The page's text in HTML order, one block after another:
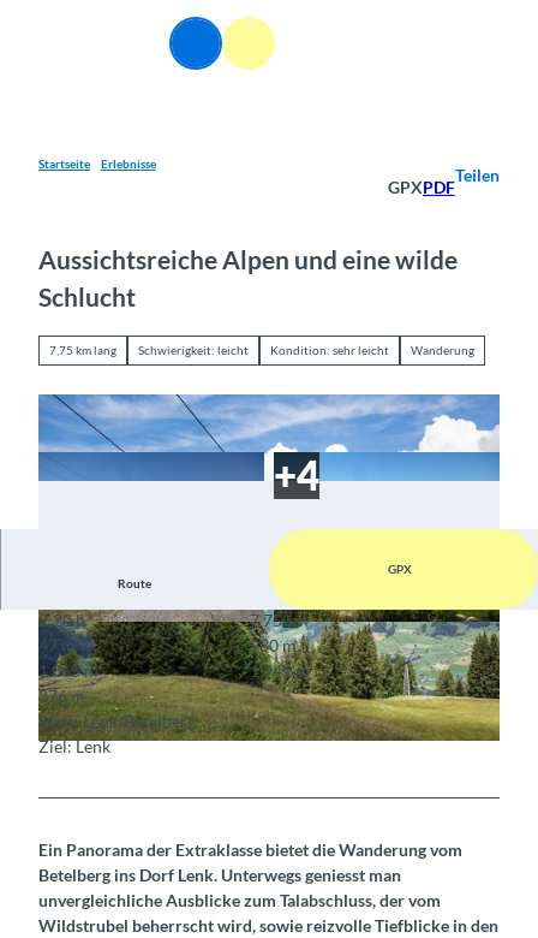
Suche Menü
Startseite Erlebnisse
GPXPDF
Teilen
Aussichtsreiche Alpen und eine wilde
Schlucht
7,75 km lang Schwierigkeit: leicht Kondition: sehr leicht Wanderung
© Lenk Bergbahnen
© Berner Wanderwege © Berner Wanderwege
Route
GPX
2:20 h
7,75 km
47 m
980 m
1.065 m
1.941 m
876 m
Start: Lenk/Betelberg
Ziel: Lenk
Ein Panorama der Extraklasse bietet die Wanderung vom
Betelberg ins Dorf Lenk. Unterwegs geniesst man
unvergleichliche Ausblicke zum Talabschluss, der vom
Wildstrubel beherrscht wird, sowie reizvolle Tiefblicke in den